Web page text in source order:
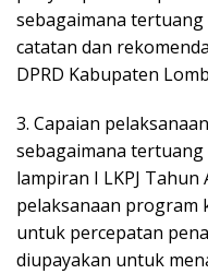
sebagaimana tertuang
catatan dan
DPRD Kabupaten
3. Capaian
sebagaimana tertuang
lampiran I LKPJ
pelaksanaan program
untuk percepatan
diupayakan untuk